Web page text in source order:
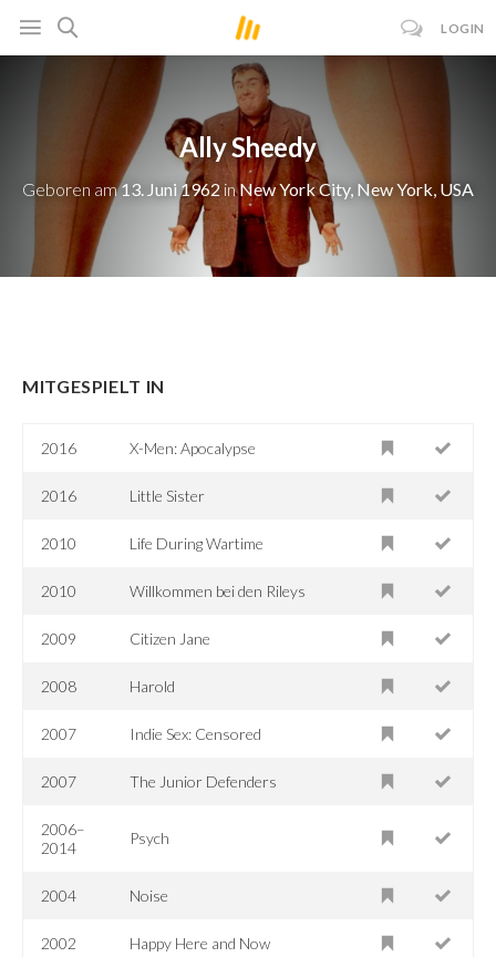
LOGIN
Ally Sheedy
Geboren am13. Juni 1962 inNew York City, New York, USA
MITGESPIELT IN
2016 X-Men: Apocalypse
2016 Little Sister
2010 Life During Wartime
2010 Willkommen bei den Rileys
2009 Citizen Jane
2008 Harold
2007 Indie Sex: Censored
2007 The Junior Defenders
2006–
2014
Psych
2004 Noise
2002 Happy Here and Now